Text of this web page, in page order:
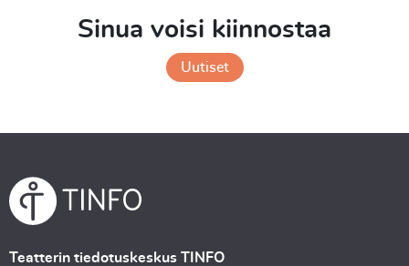
Sinua voisi kiinnostaa
Uutiset
Teatterin tiedotuskeskus TINFO